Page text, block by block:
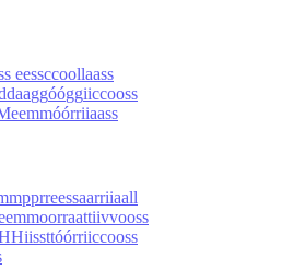
s eessccoollaass
daaggóóggiiccooss
eemmóórriiaass
mpprreessaarriiaall
emmoorraattiivvooss
Hiissttóórriiccooss